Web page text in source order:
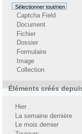
Sélectionner tout/rien
Captcha Field
Document
Fichier
Dossier
Formulaire
Image
Collection
Éléments créés
Hier
La semaine dernière
Le mois dernier
Modification à
écrit le 25/06/2014
commande
Cloud
Cet article explique
redémarrage) les
des machines
Debian Wheezy
écrit le 31/05/2013
PostgreSQL,Python,
Mignot, Plone,Debian